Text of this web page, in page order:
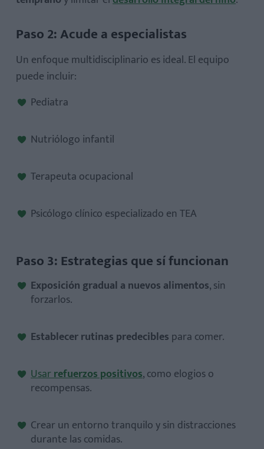
Paso 2: Acude a especialistas
Un enfoque multidisciplinario es ideal. El equipo
puede incluir:
Pediatra
Nutriólogo infantil
Terapeuta ocupacional
Psicólogo clínico especializado en TEA
Paso 3: Estrategias que sí funcionan
Exposición gradual a nuevos alimentos, sin
forzarlos.
Establecer rutinas predecibles para comer.
Usarrefuerzos positivos, como elogios o
recompensas.
Crear un entorno tranquilo y sin distracciones
durante las comidas.